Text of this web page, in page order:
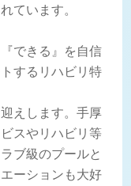
ています。
できる』を自信
するリハビリ特
えします。手厚
スやリハビリ等
ブ級のプールと
ーションも大好